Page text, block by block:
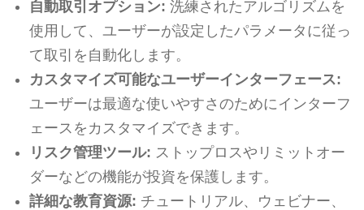
自動取引オプション: 洗練されたアルゴリズムを
使用して、ユーザーが設定したパラメータに従っ
て取引を自動化します。
カスタマイズ可能なユーザーインターフェース:
ユーザーは最適な使いやすさのためにインターフ
ェースをカスタマイズできます。
リスク管理ツール: ストップロスやリミットオー
ダーなどの機能が投資を保護します。
詳細な教育資源: チュートリアル、ウェビナー、